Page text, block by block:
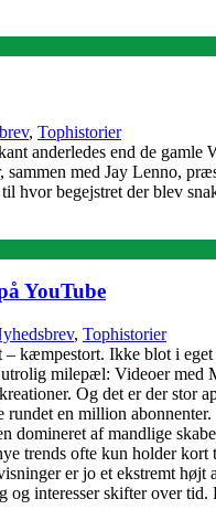
, Tophistorier
anderledes end de
med Jay Lenno,
hvor begejstret der blev
YouTube
, Tophistorier
kæmpestort. Ikke blot i
milepæl: Videoer
Og det er der stor
en million
domineret af mandlige
trends ofte kun holder
er jo et ekstremt
og interesser skifter over tid.